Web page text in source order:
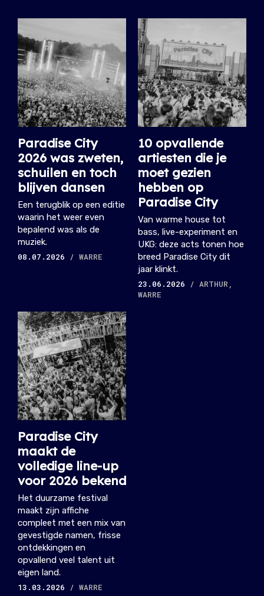
Paradise City
2026 was zweten,
schuilen en toch
blijven dansen
Een terugblik op een editie
waarin het weer even
bepalend was als de
muziek.
08.07.2026
/ WARRE
10 opvallende
artiesten die je
moet gezien
hebben op
Paradise City
Van warme house tot
bass, live-experiment en
UKG: deze acts tonen hoe
breed Paradise City dit
jaar klinkt.
23.06.2026
/ ARTHUR,
WARRE
Paradise City
maakt de
volledige line-up
voor 2026 bekend
Het duurzame festival
maakt zijn affiche
compleet met een mix van
gevestigde namen, frisse
ontdekkingen en
opvallend veel talent uit
eigen land.
13.03.2026
/ WARRE